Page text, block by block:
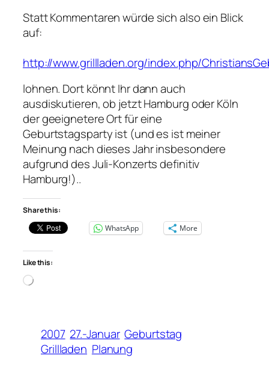
Statt Kommentaren würde sich also ein Blick
auf:
http://www.grillladen.org/index.php/
lohnen. Dort könnt Ihr dann auch
ausdiskutieren, ob jetzt Hamburg oder Köln
der geeignetere Ort für eine
Geburtstagsparty ist (und es ist meiner
Meinung nach dieses Jahr insbesondere
aufgrund des Juli-Konzerts definitiv
Hamburg!)..
Share this:
WhatsApp
More
Like this:
Loading…
2007 27.-Januar Geburtstag
Grillladen Planung